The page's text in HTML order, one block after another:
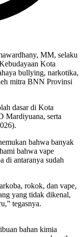
MM, selaku
Kota
bullying, narkotika,
mitra BNN Provinsi
dasar di Kota
Mardiyuana, serta
bahwa banyak
bahwa vape
di antaranya sudah
rokok, dan vape,
yang tidak dikenal,
tegasnya.
bahan kimia